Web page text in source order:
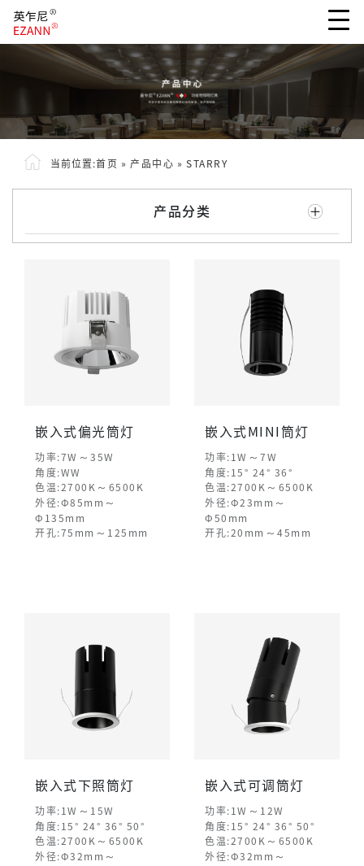
当前位置:首页 » 产品中心 » STARRY
产品分类
嵌入式偏光筒灯
功率:7W ～ 35W
角度:WW
色温:2700K ～ 6500K
外径:Φ85mm ～
Φ135mm
开孔:75mm ～ 125mm
嵌入式MINI筒灯
功率:1W ～ 7W
角度:15° 24° 36°
色温:2700K ～ 6500K
外径:Φ23mm ～
Φ50mm
开孔:20mm ～ 45mm
嵌入式下照筒灯
功率:1W ～ 15W
角度:15° 24° 36° 50°
色温:2700K ～ 6500K
外径:Φ32mm ～
嵌入式可调筒灯
功率:1W ～ 12W
角度:15° 24° 36° 50°
色温:2700K ～ 6500K
外径:Φ32mm ～